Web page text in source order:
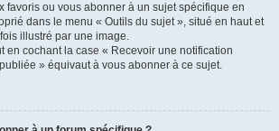
favoris ou vous abonner à un sujet spécifique en
dans le menu « Outils du sujet », situé en haut et
illustré par une image.
en cochant la case « Recevoir une notification
» équivaut à vous abonner à ce sujet.